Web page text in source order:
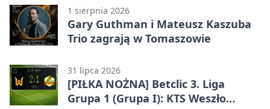
1 sierpnia 2026
Gary Guthman i Mateusz Kaszuba
Trio zagrają w Tomaszowie
31 lipca 2026
[PIŁKA NOŻNA] Betclic 3. Liga
Grupa 1 (Grupa I): KTS Weszło